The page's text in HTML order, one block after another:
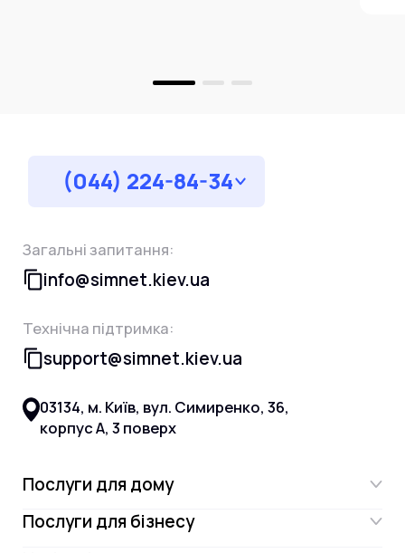
(044) 224-84-34
Загальні запитання:
info@simnet.kiev.ua
Технічна підтримка:
support@simnet.kiev.ua
03134, м. Київ, вул. Симиренко, 36,
корпус А, 3 поверх
Послуги для дому
Інтернет
Послуги для бізнесу